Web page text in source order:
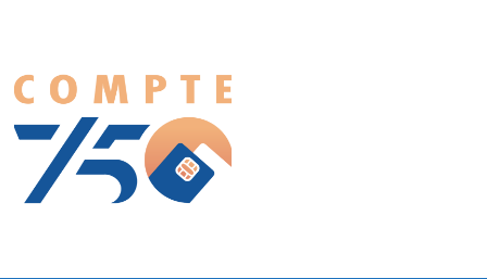
contenu